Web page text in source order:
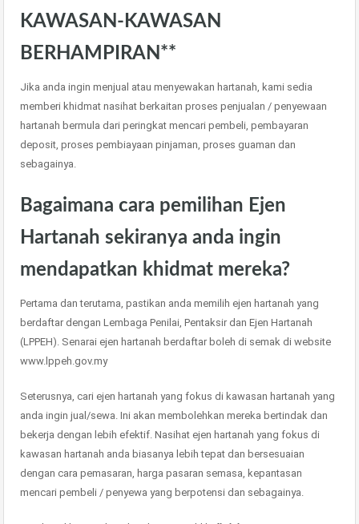
KAWASAN-KAWASAN
BERHAMPIRAN**
Jika anda ingin menjual atau menyewakan hartanah, kami sedia
memberi khidmat nasihat berkaitan proses penjualan / penyewaan
hartanah bermula dari peringkat mencari pembeli, pembayaran
deposit, proses pembiayaan pinjaman, proses guaman dan
sebagainya.
Bagaimana cara pemilihan Ejen
Hartanah sekiranya anda ingin
mendapatkan khidmat mereka?
Pertama dan terutama, pastikan anda memilih ejen hartanah yang
berdaftar dengan Lembaga Penilai, Pentaksir dan Ejen Hartanah
(LPPEH). Senarai ejen hartanah berdaftar boleh di semak di website
www.lppeh.gov.my
Seterusnya, cari ejen hartanah yang fokus di kawasan hartanah yang
anda ingin jual/sewa. Ini akan membolehkan mereka bertindak dan
bekerja dengan lebih efektif. Nasihat ejen hartanah yang fokus di
kawasan hartanah anda biasanya lebih tepat dan bersesuaian
dengan cara pemasaran, harga pasaran semasa, kepantasan
mencari pembeli / penyewa yang berpotensi dan sebagainya.